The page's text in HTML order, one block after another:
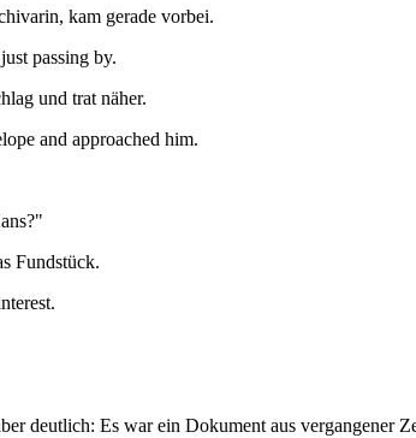
kam gerade vorbei.
passing by.
und trat näher.
and approached him.
Fundstück.
deutlich: Es war ein Dokument aus vergangener